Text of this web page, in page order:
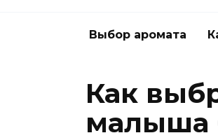
Выбор аромата
Как
малыша